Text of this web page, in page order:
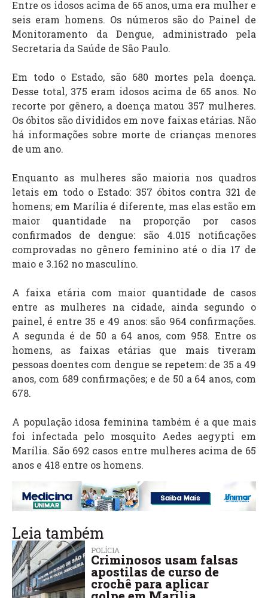
Entre os idosos acima de 65 anos, uma era mulher e
seis eram homens. Os números são do Painel de
Monitoramento da Dengue, administrado pela
Secretaria da Saúde de São Paulo.
Em todo o Estado, são 680 mortes pela doença.
Desse total, 375 eram idosos acima de 65 anos. No
recorte por gênero, a doença matou 357 mulheres.
Os óbitos são divididos em nove faixas etárias. Não
há informações sobre morte de crianças menores
de um ano.
Enquanto as mulheres são maioria nos quadros
letais em todo o Estado: 357 óbitos contra 321 de
homens; em Marília é diferente, mas elas estão em
maior quantidade na proporção por casos
confirmados de dengue: são 4.015 notificações
comprovadas no gênero feminino até o dia 17 de
maio e 3.162 no masculino.
A faixa etária com maior quantidade de casos
entre as mulheres na cidade, ainda segundo o
painel, é entre 35 e 49 anos: são 964 confirmações.
A segunda é de 50 a 64 anos, com 958. Entre os
homens, as faixas etárias que mais tiveram
pessoas doentes com dengue se repetem: de 35 a 49
anos, com 689 confirmações; e de 50 a 64 anos, com
678.
A população idosa feminina também é a que mais
foi infectada pelo mosquito Aedes aegypti em
Marília. São 692 casos entre mulheres acima de 65
anos e 418 entre os homens.
Leia também
POLÍCIA
Criminosos usam falsas
apostilas de curso de
crochê para aplicar